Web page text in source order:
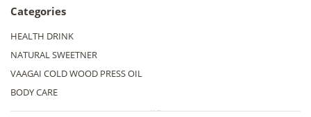
Categories
HEALTH DRINK
NATURAL SWEETNER
VAAGAI COLD WOOD PRESS OIL
BODY CARE